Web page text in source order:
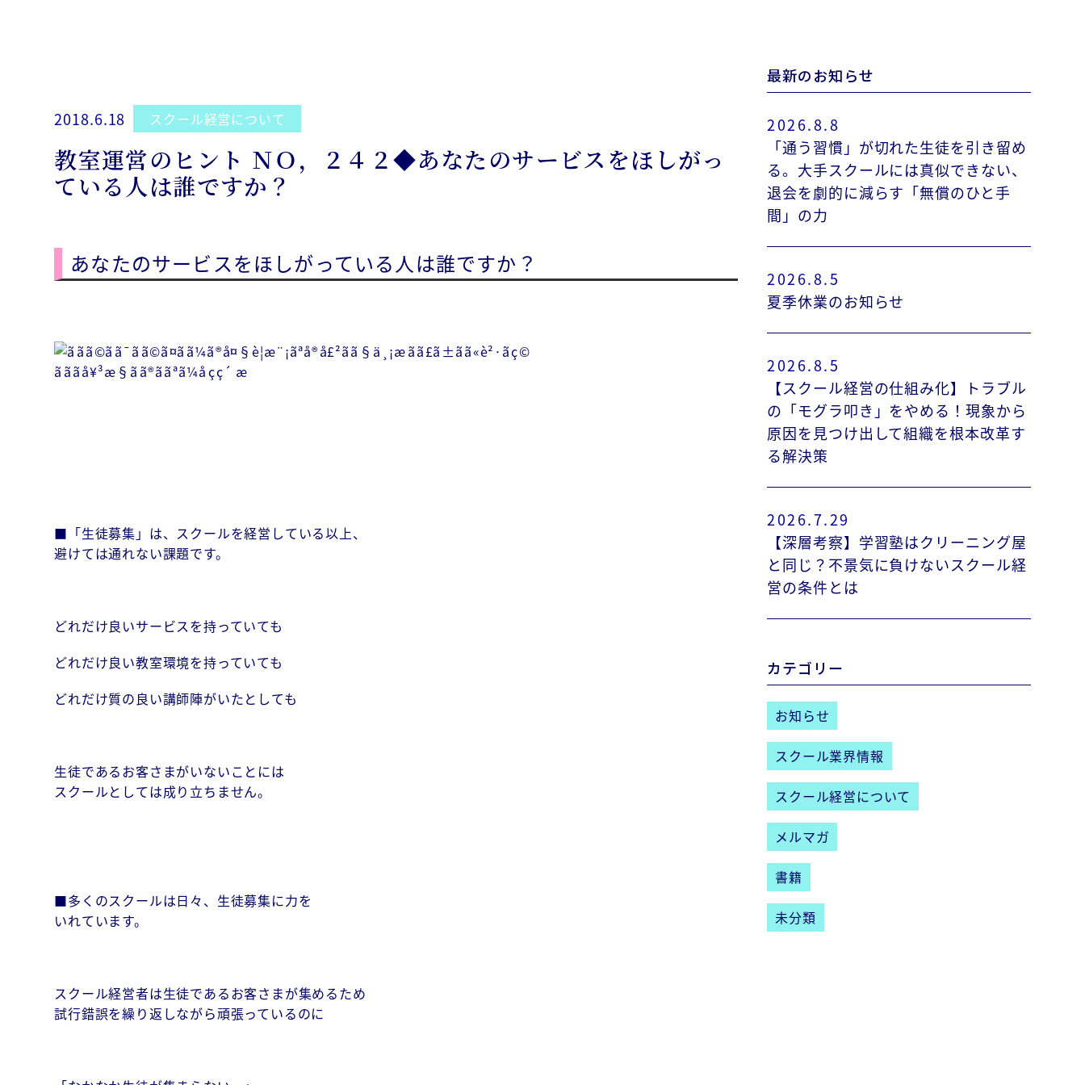
2018.6.18 スクール経営について
教室運営のヒント ＮＯ，２４２◆あなたのサービスをほしがっ
ている人は誰ですか？
あなたのサービスをほしがっている人は誰ですか？
■「生徒募集」は、スクールを経営している以上、
避けては通れない課題です。
どれだけ良いサービスを持っていても
どれだけ良い教室環境を持っていても
どれだけ質の良い講師陣がいたとしても
生徒であるお客さまがいないことには
スクールとしては成り立ちません。
■多くのスクールは日々、生徒募集に力を
いれています。
スクール経営者は生徒であるお客さまが集めるため
試行錯誤を繰り返しながら頑張っているのに
最新のお知らせ
2026.8.8
「通う習慣」が切れた生徒を引き留め
る。大手スクールには真似できない、
退会を劇的に減らす「無償のひと手
間」の力
2026.8.5
夏季休業のお知らせ
2026.8.5
【スクール経営の仕組み化】トラブル
の「モグラ叩き」をやめる！現象から
原因を見つけ出して組織を根本改革す
る解決策
2026.7.29
【深層考察】学習塾はクリーニング屋
と同じ？不景気に負けないスクール経
営の条件とは
カテゴリー
お知らせ
スクール業界情報
スクール経営について
メルマガ
書籍
未分類